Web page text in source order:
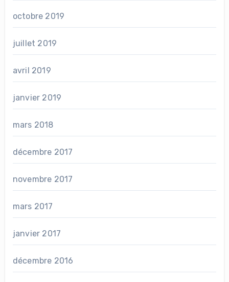
octobre 2019
juillet 2019
avril 2019
janvier 2019
mars 2018
décembre 2017
novembre 2017
mars 2017
janvier 2017
décembre 2016